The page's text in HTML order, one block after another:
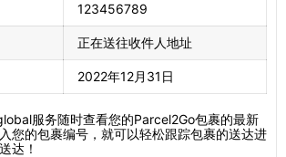
123456789
正在送往收件人地址
2022年12月31日
服务随时查看您的Parcel2Go包裹的最新
您的包裹编号，就可以轻松跟踪包裹的送达进
达！